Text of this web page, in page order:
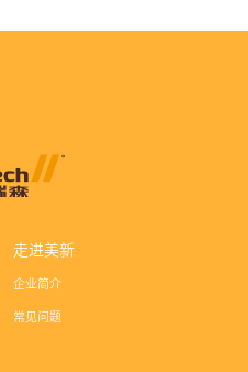
走进美新
企业简介
常见问题